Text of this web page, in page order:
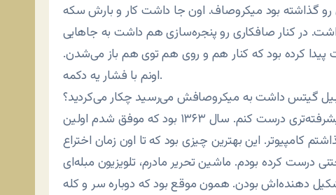
گذاشته بود میکروصاف. اون جا داشت کار و بارش سکه
در کنار صافکاری رو پنجره‌سازی هم داشت به جاهایی
کرده بود که کنار هم و روی هم توی هم باز می‌شدن.
اونم با فشار یه دکمه.
گیتس داشت به میکروصافش می‌رسید چکار می‌کردید؟
ن: من داشتم سعی می‌کردم که ماشین‌حساب‌های پیشرفته‌تری درست کنم. سال ۱۳۶۳ بود که موفق شدم اولین
این بهترین چیزی بود که تا اون زمان اختراع
درست کرده بودم. ماشین تحریر مادرم، تلویزیون مبله‌ای
دهنده‌اش بودن. همون موقع بود که دوباره سر و کله